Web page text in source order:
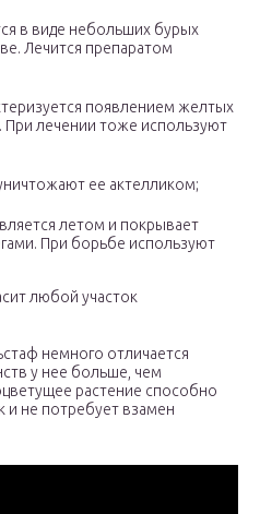
в виде небольших бурых
Лечится препаратом
появлением желтых
При лечении тоже используют
ее актелликом;
летом и покрывает
При борьбе используют
любой участок
немного отличается
у нее больше, чем
растение способно
и не потребует взамен